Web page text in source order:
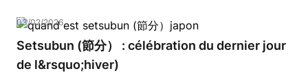
03/02/2026
Setsubun (節分） : célébration du dernier jour
de l&rsquo;hiver)